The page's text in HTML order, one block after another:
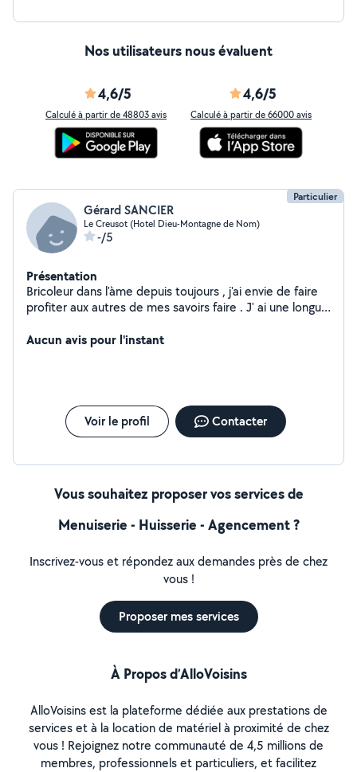
Nos utilisateurs nous évaluent
4,6/5
Calculé à partir de 48803 avis
4,6/5
Calculé à partir de 66000 avis
Particulier
Gérard SANCIER
Le Creusot (Hotel Dieu-Montagne de Nom)
-/5
Présentation
Bricoleur dans l'àme depuis toujours , j'ai envie de faire
profiter aux autres de mes savoirs faire . J' ai une longue
d'agencement , ainsi que la pose de menuiserie , portes
Aucun avis pour l'instant
Voir le profil Contacter
Vous souhaitez proposer vos services de
Menuiserie - Huisserie - Agencement ?
Inscrivez-vous et répondez aux demandes près de chez
vous !
Proposer mes services
À Propos d’AlloVoisins
AlloVoisins est la plateforme dédiée aux prestations de
services et à la location de matériel à proximité de chez
vous ! Rejoignez notre communauté de 4,5 millions de
membres, professionnels et particuliers, et facilitez